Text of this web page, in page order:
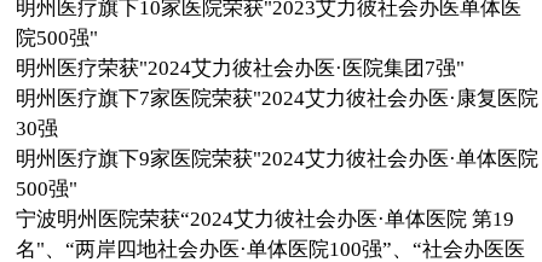
明州医疗旗下10家医院荣获"2023艾力彼社会办医单体医
院500强"
明州医疗荣获"2024艾力彼社会办医·医院集团7强"
明州医疗旗下7家医院荣获"2024艾力彼社会办医·康复医院
30强
明州医疗旗下9家医院荣获"2024艾力彼社会办医·单体医院
500强"
宁波明州医院荣获“2024艾力彼社会办医·单体医院 第19
名"、“两岸四地社会办医·单体医院100强”、“社会办医医